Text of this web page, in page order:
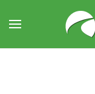
Fő tartalom